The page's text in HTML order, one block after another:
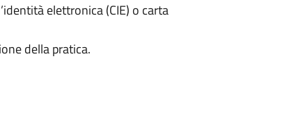
elettronica (CIE) o carta
della pratica.